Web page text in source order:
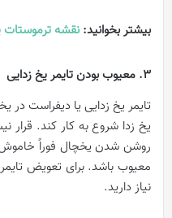
بیشتر بخوانید: نقشه ترموستات
3. معیوب بودن تایمر یخ زدایی
تایمر یخ زدایی یا دیفراست در
یخ زدا شروع به کار کند. قرار
روشن شدن یخچال فوراً
معیوب باشد. برای تعویض
نیاز دارید.